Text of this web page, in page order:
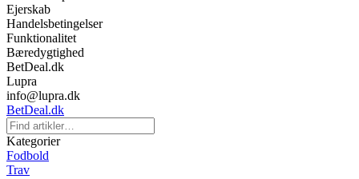
Ejerskab
Handelsbetingelser
Funktionalitet
Bæredygtighed
BetDeal.dk
Lupra
info@lupra.dk
BetDeal.dk
Kategorier
Fodbold
Trav